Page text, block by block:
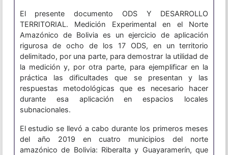
El presente documento ODS Y DESARROLLO
TERRITORIAL. Medición Experimental en el Norte
Amazónico de Bolivia es un ejercicio de aplicación
rigurosa de ocho de los 17 ODS, en un territorio
delimitado, por una parte, para demostrar la utilidad de
la medición y, por otra parte, para ejemplificar en la
práctica las dificultades que se presentan y las
respuestas metodológicas que es necesario hacer
durante esa aplicación en espacios locales
subnacionales.
El estudio se llevó a cabo durante los primeros meses
del año 2019 en cuatro municipios del norte
amazónico de Bolivia: Riberalta y Guayaramerín, que